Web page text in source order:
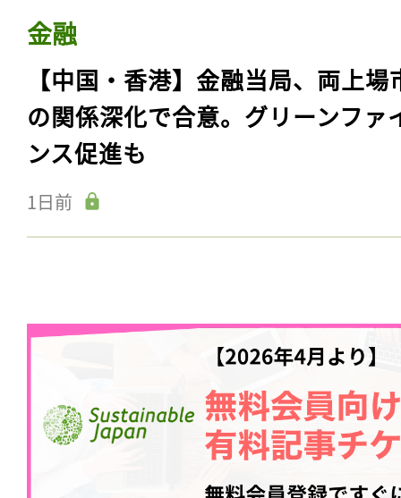
金融
【中国・香港】金融当局、両上場
の関係深化で合意。グリーンファ
ンス促進も
1日前